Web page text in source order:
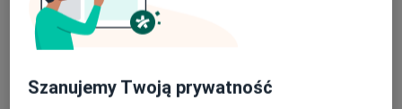
Usługi i ceny
Konsultacja nefrologiczna dzieci
Szanujemy Twoją prywatność